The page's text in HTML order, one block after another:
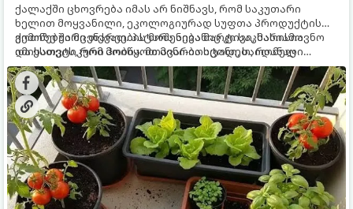
ქალაქში ცხოვრება იმას არ ნიშნავს, რომ საკუთარი
ხელით მოყვანილი, ეკოლოგიურად სუფთა პროდუქტის
გემოზე უარი თქვათ. პატარა აივანიც კი საკმარისია
იმისათვის, რომ მოიწყოთ მინი-ბოსტანი, საიდანაც
ყოველდღიურად ახალ, არომატულ მწვანილსა და
ბოსტნეულს მოკრეფთ.
ქოთნებში მცენარეების მოშენება მარტივი, სასიამოვნო
და ესთეტიკური ჰობია. მთავარია იცოდეთ, რომელი
კულტურები ეგუებიან ქოთნის პირობებს ყველაზე კარგად
და როგორ მოუაროთ მათ სწორად.